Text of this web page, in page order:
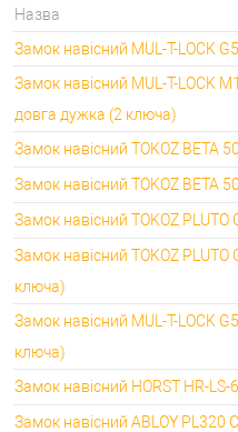
🔐Замки для ролетів:
🔑
Назва
Замок навісний MUL-T-LOCK
Замок навісний MUL-T-LOCK
довга дужка (2 ключа)
Замок навісний TOKOZ BETA
Замок навісний TOKOZ BETA
Замок навісний TOKOZ PLUTO
Замок навісний TOKOZ PLUTO
ключа)
Замок навісний MUL-T-LOCK
ключа)
Замок навісний HORST HR-
Замок навісний ABLOY PL320